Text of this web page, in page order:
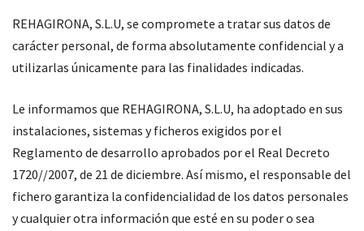
REHAGIRONA, S.L.U, se compromete a tratar sus datos de
carácter personal, de forma absolutamente confidencial y a
utilizarlas únicamente para las finalidades indicadas.
Le informamos que REHAGIRONA, S.L.U, ha adoptado en sus
instalaciones, sistemas y ficheros exigidos por el
Reglamento de desarrollo aprobados por el Real Decreto
1720//2007, de 21 de diciembre. Así mismo, el responsable del
fichero garantiza la confidencialidad de los datos personales
y cualquier otra información que esté en su poder o sea